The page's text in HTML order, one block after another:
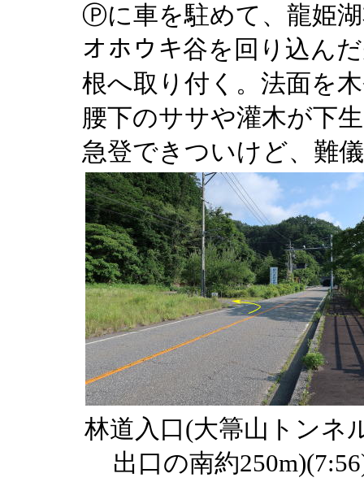
Ⓟに車を駐めて、龍姫
オホウキ谷を回り込ん
根へ取り付く。法面を
腰下のササや灌木が下
急登できついけど、難
林道入口(大箒山トンネ
出口の南約